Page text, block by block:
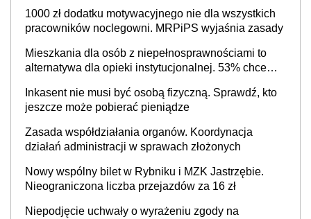
cały kraj
1000 zł dodatku motywacyjnego nie dla wszystkich
pracowników noclegowni. MRPiPS wyjaśnia zasady
Mieszkania dla osób z niepełnosprawnościami to
alternatywa dla opieki instytucjonalnej. 53% chce
Inkasent nie musi być osobą fizyczną. Sprawdź, kto
jeszcze może pobierać pieniądze
Zasada współdziałania organów. Koordynacja
działań administracji w sprawach złożonych
Nowy wspólny bilet w Rybniku i MZK Jastrzębie.
Nieograniczona liczba przejazdów za 16 zł
Niepodjęcie uchwały o wyrażeniu zgody na